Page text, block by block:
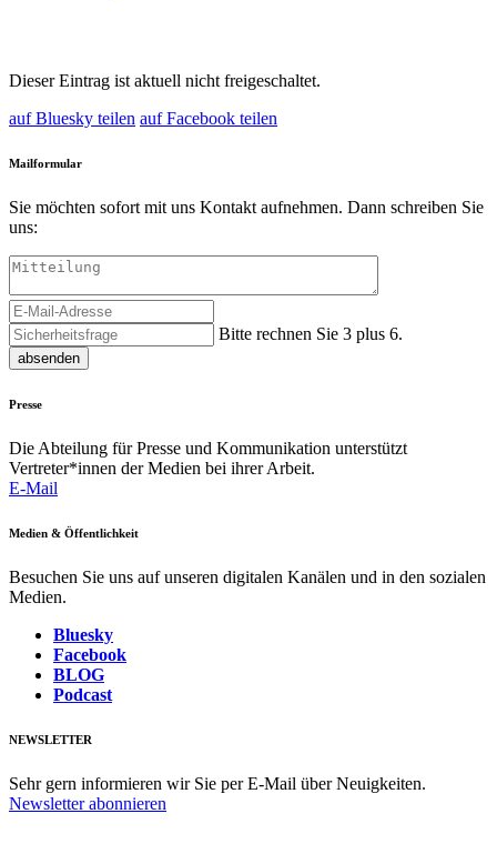
Dieser Eintrag ist aktuell nicht freigeschaltet.
auf Bluesky teilen auf Facebook teilen
Mailformular
Sie möchten sofort mit uns Kontakt aufnehmen. Dann schreiben Sie
uns:
Bitte rechnen Sie 3 plus 6.
absenden
Presse
Die Abteilung für Presse und Kommunikation unterstützt
Vertreter*innen der Medien bei ihrer Arbeit.
E-Mail
Medien & Öffentlichkeit
Besuchen Sie uns auf unseren digitalen Kanälen und in den sozialen
Medien.
Bluesky
Facebook
BLOG
Podcast
NEWSLETTER
Sehr gern informieren wir Sie per E-Mail über Neuigkeiten.
Newsletter abonnieren